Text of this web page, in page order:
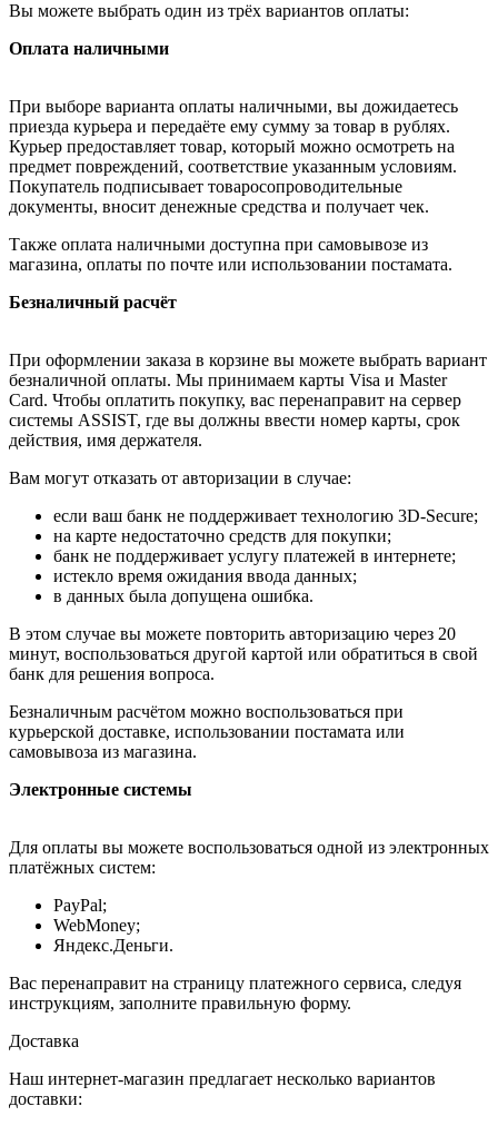
Вы можете выбрать один из трёх вариантов оплаты:
Оплата наличными
При выборе варианта оплаты наличными, вы дожидаетесь
приезда курьера и передаёте ему сумму за товар в рублях.
Курьер предоставляет товар, который можно осмотреть на
предмет повреждений, соответствие указанным условиям.
Покупатель подписывает товаросопроводительные
документы, вносит денежные средства и получает чек.
Также оплата наличными доступна при самовывозе из
магазина, оплаты по почте или использовании постамата.
Безналичный расчёт
При оформлении заказа в корзине вы можете выбрать вариант
безналичной оплаты. Мы принимаем карты Visa и Master
Card. Чтобы оплатить покупку, вас перенаправит на сервер
системы ASSIST, где вы должны ввести номер карты, срок
действия, имя держателя.
Вам могут отказать от авторизации в случае:
если ваш банк не поддерживает технологию 3D-Secure;
на карте недостаточно средств для покупки;
банк не поддерживает услугу платежей в интернете;
истекло время ожидания ввода данных;
в данных была допущена ошибка.
В этом случае вы можете повторить авторизацию через 20
минут, воспользоваться другой картой или обратиться в свой
банк для решения вопроса.
Безналичным расчётом можно воспользоваться при
курьерской доставке, использовании постамата или
самовывоза из магазина.
Электронные системы
Для оплаты вы можете воспользоваться одной из электронных
платёжных систем:
PayPal;
WebMoney;
Яндекс.Деньги.
Вас перенаправит на страницу платежного сервиса, следуя
инструкциям, заполните правильную форму.
Доставка
Наш интернет-магазин предлагает несколько вариантов
доставки: